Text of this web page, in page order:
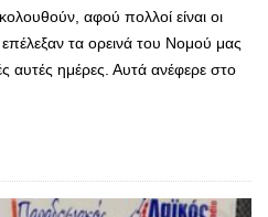
αφού πολλοί είναι οι
επέλεξαν τα ορεινά του Νομού μας
αυτές ημέρες. Αυτά ανέφερε στο